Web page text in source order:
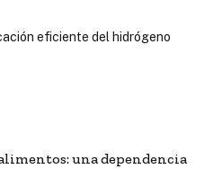
eficiente del hidrógeno
una dependencia